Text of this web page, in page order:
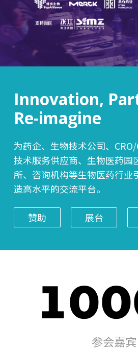
Innovation,
Re-imagine
为药企、生物技术公司、
技术服务供应商、生物医药园
所、咨询机构等生物医药行业
造高水平的交流平台。
赞助 展台
参会嘉宾